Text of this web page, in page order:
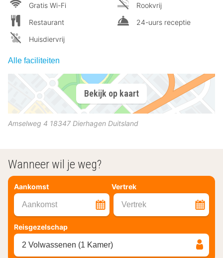
Gratis Wi-Fi
Restaurant
Huisdiervrij
Rookvrij
24-uurs receptie
Alle faciliteiten
Bekijk op kaart
Amselweg 4 18347 Dierhagen Duitsland
Wanneer wil je weg?
Aankomst Vertrek
Aankomst Vertrek
Reisgezelschap
2 Volwassenen (1 Kamer)